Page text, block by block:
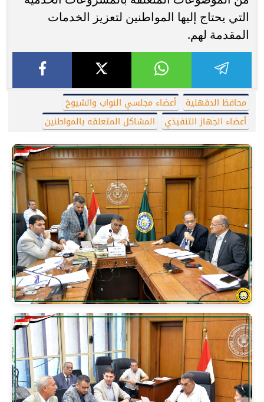
التي يحتاج إليها المواطنين لتعزيز الخدمات
المقدمة لهم.
محافظ الدقهلية
أعضاء مجلسي النواب والشيوخ
أعضاء الجهاز التنفيذي
المشاكل المتعلقه بالمواطنين